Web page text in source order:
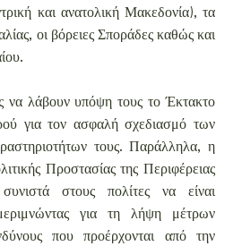
και ανατολική Μακεδονία), τα
οι βόρειες Σποράδες καθώς και
να λάβουν υπόψη τους το Έκτακτο
για τον ασφαλή σχεδιασμό των
τους. Παράλληλα, η
Προστασίας της Περιφέρειας
στους πολίτες να είναι
μεριμνώντας για τη λήψη μέτρων
που προέρχονται από την